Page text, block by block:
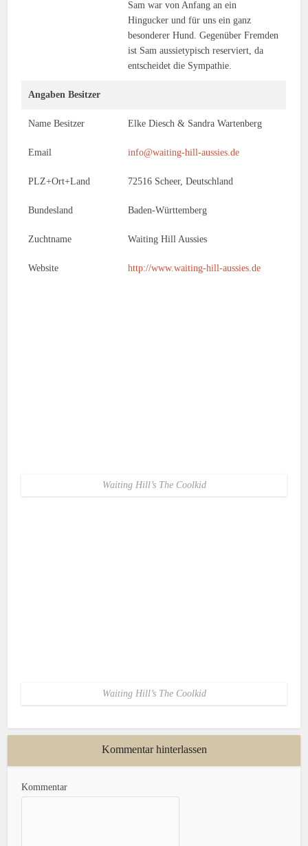
Sam war von Anfang an ein
Hingucker und für uns ein ganz
besonderer Hund. Gegenüber Fremden
ist Sam aussietypisch reserviert, da
entscheidet die Sympathie.
Angaben Besitzer
Name Besitzer Elke Diesch & Sandra Wartenberg
Email info@waiting-hill-aussies.de
PLZ+Ort+Land 72516 Scheer, Deutschland
Bundesland Baden-Württemberg
Zuchtname Waiting Hill Aussies
Website http://www.waiting-hill-aussies.de
Waiting Hill’s The Coolkid
Waiting Hill’s The Coolkid
Kommentar hinterlassen
Kommentar